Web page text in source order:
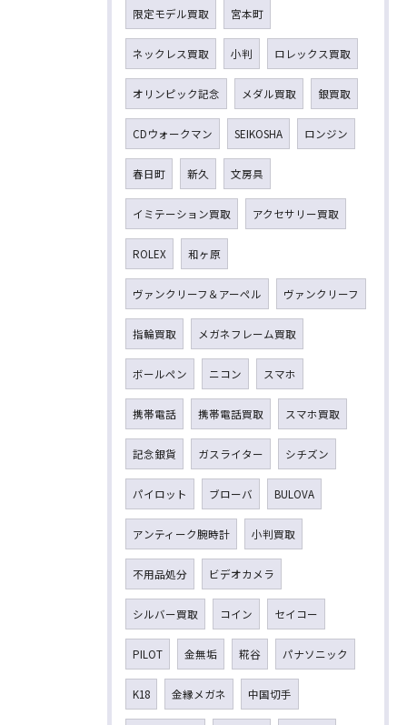
限定モデル買取 宮本町
ネックレス買取 小判 ロレックス買取
オリンピック記念 メダル買取 銀買取
CDウォークマン SEIKOSHA ロンジン
春日町 新久 文房具
イミテーション買取 アクセサリー買取
ROLEX 和ヶ原
ヴァンクリーフ＆アーペル ヴァンクリーフ
指輪買取 メガネフレーム買取
ボールペン ニコン スマホ
携帯電話 携帯電話買取 スマホ買取
記念銀貨 ガスライター シチズン
パイロット ブローバ BULOVA
アンティーク腕時計 小判買取
不用品処分 ビデオカメラ
シルバー買取 コイン セイコー
PILOT 金無垢 糀谷 パナソニック
K18 金縁メガネ 中国切手